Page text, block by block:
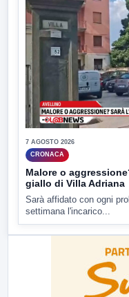
7 AGOSTO 2026
CRONACA
Malore o
giallo di Villa Adriana
Sarà affidato con ogni
settimana l'incarico...